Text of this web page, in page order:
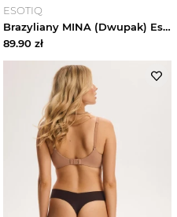
ESOTIQ
Brazyliany MINA (Dwupak) Esotiq
89.90 zł